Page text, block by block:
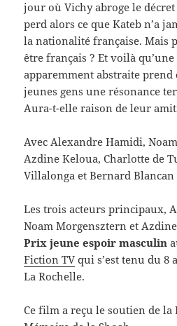
jour où Vichy abroge le
perd alors ce que Kateb n’a
la nationalité française. Mais
être français ? Et voilà
apparemment abstraite prend
jeunes gens une résonance
Aura-t-elle raison de leur
Avec Alexandre Hamidi,
Azdine Keloua, Charlotte de
Villalonga et Bernard Blancan
Les trois acteurs principaux,
Noam Morgensztern et
Prix jeune espoir masculin
Fiction TV qui s’est tenu du 8
La Rochelle.
Ce film a reçu le soutien de